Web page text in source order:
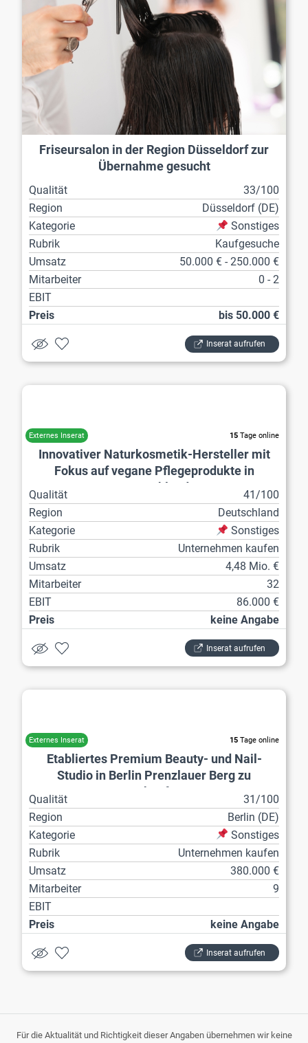
Friseursalon in der Region Düsseldorf zur
Übernahme gesucht
Qualität
33/100
Region
Düsseldorf (DE)
Kategorie
Sonstiges
Rubrik
Kaufgesuche
Umsatz
50.000 € - 250.000 €
Mitarbeiter
0 - 2
EBIT
Preis
bis 50.000 €
Inserat aufrufen
15 Tage online
Innovativer Naturkosmetik-Hersteller mit
Fokus auf vegane Pflegeprodukte in
Qualität
41/100
Region
Deutschland
Kategorie
Sonstiges
Rubrik
Unternehmen kaufen
Umsatz
4,48 Mio. €
Mitarbeiter
32
EBIT
86.000 €
Preis
keine Angabe
Inserat aufrufen
15 Tage online
Etabliertes Premium Beauty- und Nail-
Studio in Berlin Prenzlauer Berg zu
verkaufen
Qualität
31/100
Region
Berlin (DE)
Kategorie
Sonstiges
Rubrik
Unternehmen kaufen
Umsatz
380.000 €
Mitarbeiter
9
EBIT
Preis
keine Angabe
Inserat aufrufen
Für die Aktualität und Richtigkeit dieser Angaben übernehmen wir keine